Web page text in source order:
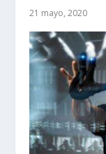
21 mayo, 2020